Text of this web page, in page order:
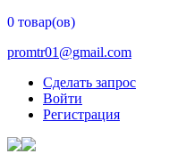
0 товар(ов)
promtr01@gmail.com
Сделать запрос
Войти
Регистрация